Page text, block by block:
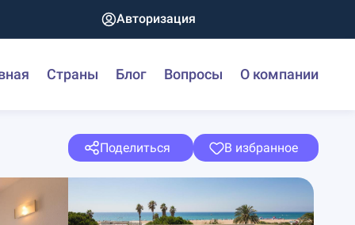
Авторизация
Страны Блог Вопросы О компании
Поделиться В избранное